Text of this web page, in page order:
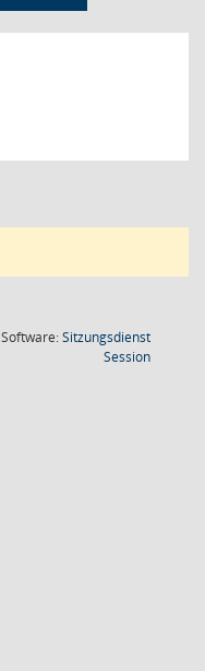
Software:Sitzungsdienst
Session(Wird in